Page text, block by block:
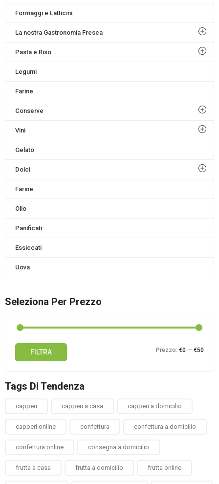
Formaggi e Latticini
La nostra Gastronomia Fresca
Pasta e Riso
Legumi
Farine
Conserve
Vini
Gelato
Dolci
Farine
Olio
Panificati
Essiccati
Uova
Seleziona Per Prezzo
FILTRA Prezzo: €0 — €50
Tags Di Tendenza
capperi capperi a casa capperi a domicilio
capperi online confettura confettura a domicilio
confettura online consegna a domicilio
frutta a casa frutta a domicilio frutta online